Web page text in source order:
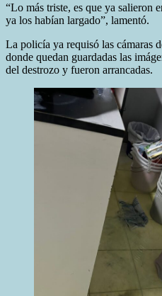
“Lo más triste, es que ya salieron
ya los habían largado”, lamentó.
La policía ya requisó las cámaras
donde quedan guardadas las
del destrozo y fueron arrancadas.